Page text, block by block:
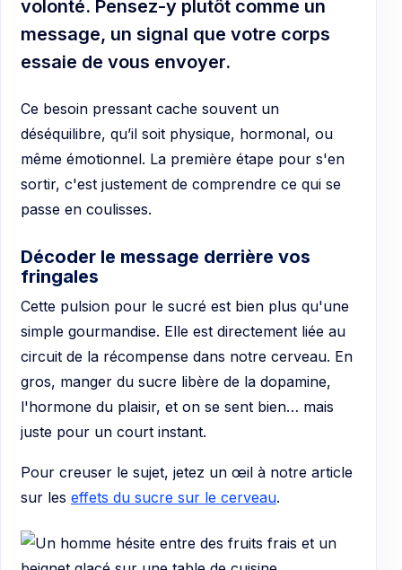
volonté. Pensez-y plutôt comme un
message, un signal que votre corps
essaie de vous envoyer.
Ce besoin pressant cache souvent un
déséquilibre, qu’il soit physique, hormonal, ou
même émotionnel. La première étape pour s'en
sortir, c'est justement de comprendre ce qui se
passe en coulisses.
Décoder le message derrière vos
fringales
Cette pulsion pour le sucré est bien plus qu'une
simple gourmandise. Elle est directement liée au
circuit de la récompense dans notre cerveau. En
gros, manger du sucre libère de la dopamine,
l'hormone du plaisir, et on se sent bien… mais
juste pour un court instant.
Pour creuser le sujet, jetez un œil à notre article
sur les effets du sucre sur le cerveau.